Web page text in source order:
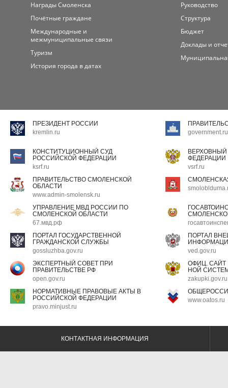
Награды Смоленска
Почётные граждане
Международные и
межмуниципальные связи
Туризм
История города в датах
Руководство
Структура
Бюджет
Доклады и
ПРЕЗИДЕНТ РОССИИ
kremlin.ru
government.ru
КОНСТИТУЦИОННЫЙ СУД
РОССИЙСКОЙ ФЕДЕРАЦИИ
ksrf.ru
ФЕДЕРАЦИИ
vsrf.ru
ПРАВИТЕЛЬСТВО СМОЛЕНСКОЙ
ОБЛАСТИ
www.admin-smolensk.ru
УПРАВЛЕНИЕ МВД РОССИИ ПО
СМОЛЕНСКОЙ ОБЛАСТИ
67.мвд.рф
ПОРТАЛ ГОСУДАРСТВЕННОЙ
ГРАЖДАНСКОЙ СЛУЖБЫ
gossluzhba.gov.ru
ПОРТАЛ
ved.gov.ru
ЭКСПЕРТНЫЙ СОВЕТ ПРИ
ПРАВИТЕЛЬСТВЕ РФ
open.gov.ru
ОФИЦ.
НОЙ
zakupki.gov.ru
НОРМАТИВНЫЕ ПРАВОВЫЕ АКТЫ В
РОССИЙСКОЙ ФЕДЕРАЦИИ
pravo.minjust.ru
www.oatos.ru
КОНТАКТНАЯ ИНФОРМАЦИЯ